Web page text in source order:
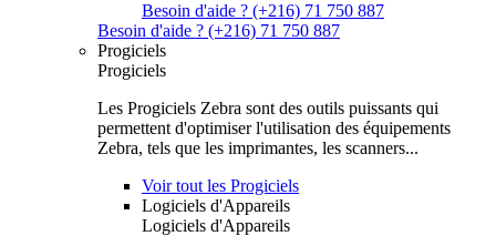
Besoin d'aide ? (+216) 71 750 887
Besoin d'aide ? (+216) 71 750 887
Progiciels
Progiciels
Les Progiciels Zebra sont des outils puissants qui
permettent d'optimiser l'utilisation des équipements
Zebra, tels que les imprimantes, les scanners...
Voir tout les Progiciels
Logiciels d'Appareils
Logiciels d'Appareils